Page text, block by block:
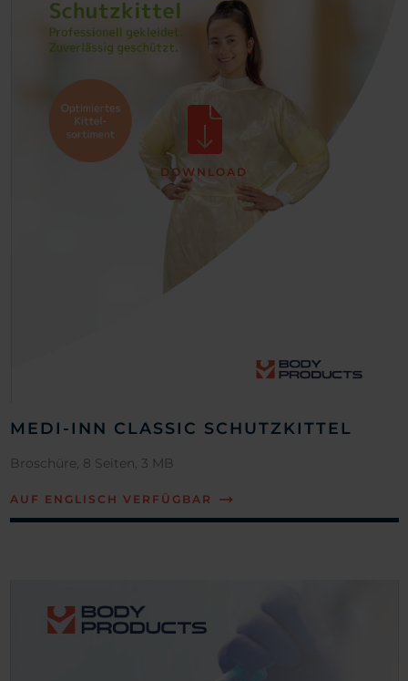
DOWNLOAD
MEDI-INN CLASSIC SCHUTZKITTEL
Broschüre, 8 Seiten, 3 MB
AUF ENGLISCH VERFÜGBAR